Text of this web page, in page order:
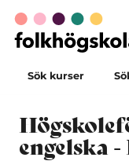
Sök kurser
engelska